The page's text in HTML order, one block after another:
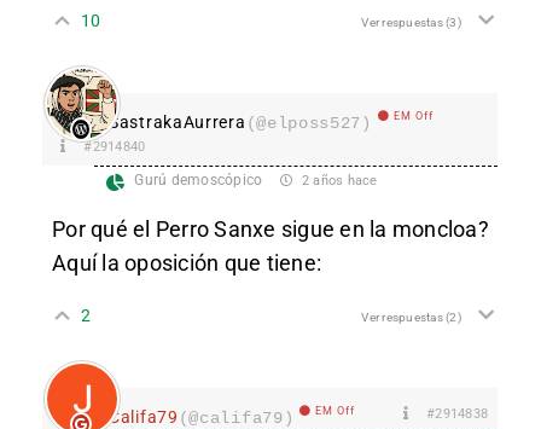
10 Ver respuestas(3)
SastrakaAurrera (@elposs527) EM Off
#2914840
Gurú demoscópico 2 años hace
Por qué el Perro Sanxe sigue en la moncloa?
Aquí la oposición que tiene:
2 Ver respuestas(2)
Califa79 (@califa79) EM Off #2914838